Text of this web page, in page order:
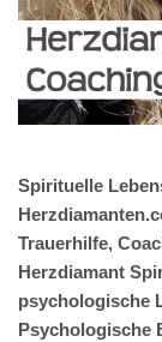
Spirituelle
Trauerhilfe,
Herzdiamant
psychologische
Psychologische